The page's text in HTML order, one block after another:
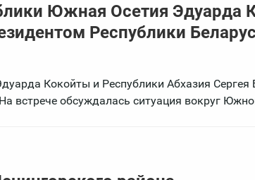
Южная Осетия Эдуарда
Республики
Кокойты и Республики Абхазия Сергея
встрече обсуждалась ситуация вокруг